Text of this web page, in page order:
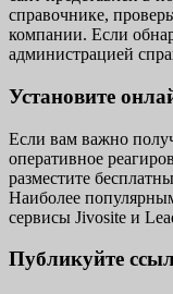
справочнике,
компании. Если
администрацией
Установите
Если вам важно
оперативное
разместите
Наиболее
сервисы Jivosite и
Публикуйте